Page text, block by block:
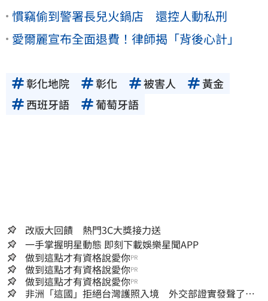
慣竊偷到警署長兒火鍋店 還控人動私刑
愛爾麗宣布全面退費！律師揭「背後心計」
彰化地院 彰化 被害人
黃金
西班牙語
葡萄牙語
改版大回饋 熱門3C大獎接力送
一手掌握明星動態 即刻下載娛樂星聞APP
做到這點才有資格說愛你PR
做到這點才有資格說愛你PR
做到這點才有資格說愛你PR
非洲「這國」拒絕台灣護照入境 外交部證實發聲了：